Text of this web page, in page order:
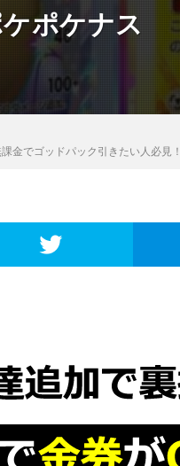
ポケナス
金でゴッドパック引きたい人必